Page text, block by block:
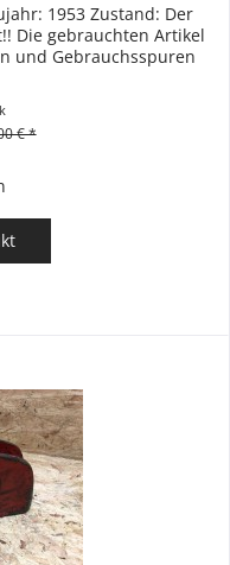
1953 Zustand: Der
Die gebrauchten Artikel
und Gebrauchsspuren
€ *